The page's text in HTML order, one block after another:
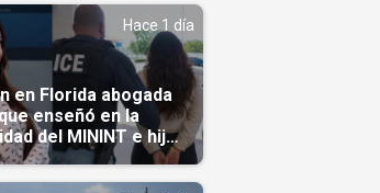
Hace 1 día
en Florida abogada
enseñó en la
del MININT e hija
cubano